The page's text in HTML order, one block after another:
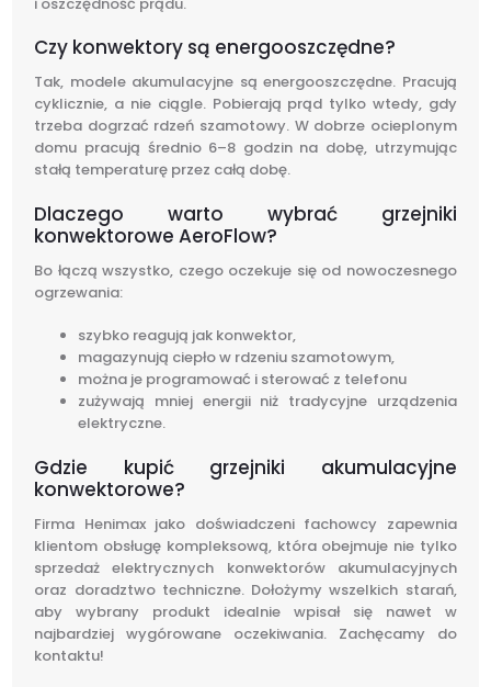
Czy konwektory są energooszczędne?
Tak, modele akumulacyjne są energooszczędne. Pracują
cyklicznie, a nie ciągle. Pobierają prąd tylko wtedy, gdy
trzeba dogrzać rdzeń szamotowy. W dobrze ocieplonym
domu pracują średnio 6–8 godzin na dobę, utrzymując
stałą temperaturę przez całą dobę.
Dlaczego warto wybrać grzejniki
konwektorowe AeroFlow?
Bo łączą wszystko, czego oczekuje się od nowoczesnego
ogrzewania:
szybko reagują jak konwektor,
magazynują ciepło w rdzeniu szamotowym,
można je programować i sterować z telefonu
zużywają mniej energii niż tradycyjne urządzenia
elektryczne.
Gdzie kupić grzejniki akumulacyjne
konwektorowe?
Firma Henimax jako doświadczeni fachowcy zapewnia
klientom obsługę kompleksową, która obejmuje nie tylko
sprzedaż elektrycznych konwektorów akumulacyjnych
oraz doradztwo techniczne. Dołożymy wszelkich starań,
aby wybrany produkt idealnie wpisał się nawet w
najbardziej wygórowane oczekiwania. Zachęcamy do
kontaktu!